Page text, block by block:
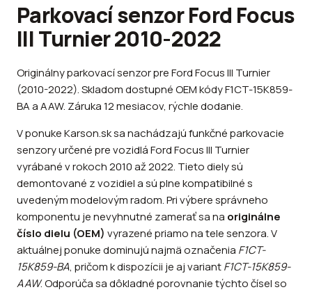
Parkovací senzor Ford Focus
III Turnier 2010-2022
Originálny parkovací senzor pre Ford Focus III Turnier
(2010-2022). Skladom dostupné OEM kódy F1CT-15K859-
BA a AAW. Záruka 12 mesiacov, rýchle dodanie.
V ponuke Karson.sk sa nachádzajú funkčné parkovacie
senzory určené pre vozidlá Ford Focus III Turnier
vyrábané v rokoch 2010 až 2022. Tieto diely sú
demontované z vozidiel a sú plne kompatibilné s
uvedeným modelovým radom. Pri výbere správneho
komponentu je nevyhnutné zamerať sa na originálne
číslo dielu (OEM) vyrazené priamo na tele senzora. V
aktuálnej ponuke dominujú najmä označenia F1CT-
15K859-BA, pričom k dispozícii je aj variantF1CT-15K859-
AAW. Odporúča sa dôkladné porovnanie týchto čísel so